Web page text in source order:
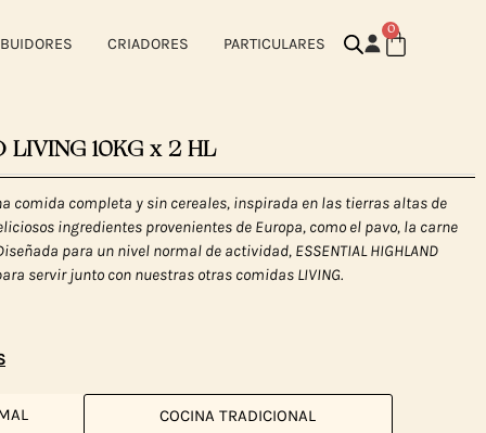
CRIADORES PARTICULARES
0
LIVING 10KG x 2 HL
comida completa y sin cereales, inspirada en las tierras altas de
ingredientes provenientes de Europa, como el pavo, la carne
para un nivel normal de actividad, ESSENTIAL HIGHLAND
servir junto con nuestras otras comidas LIVING.
COCINA TRADICIONAL